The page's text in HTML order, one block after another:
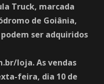
Truck, marcada
de Goiânia,
ser adquiridos
loja. As vendas
feira, dia 10 de